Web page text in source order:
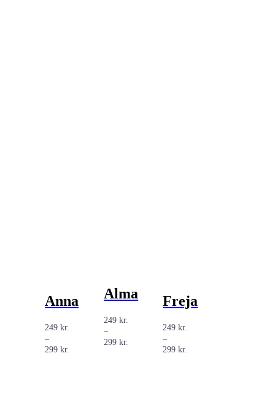
Anna
249 kr.
–
299 kr. Prisinterval:
Alma
249kr.
–
299kr. Prisinterval:
Freja
249kr.
–
299kr.